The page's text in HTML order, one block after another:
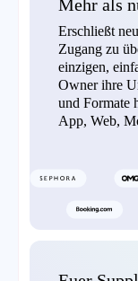
Mehr als
Erschließt
Zugang zu
einzigen,
Owner ihre
und Formate
App, Web,